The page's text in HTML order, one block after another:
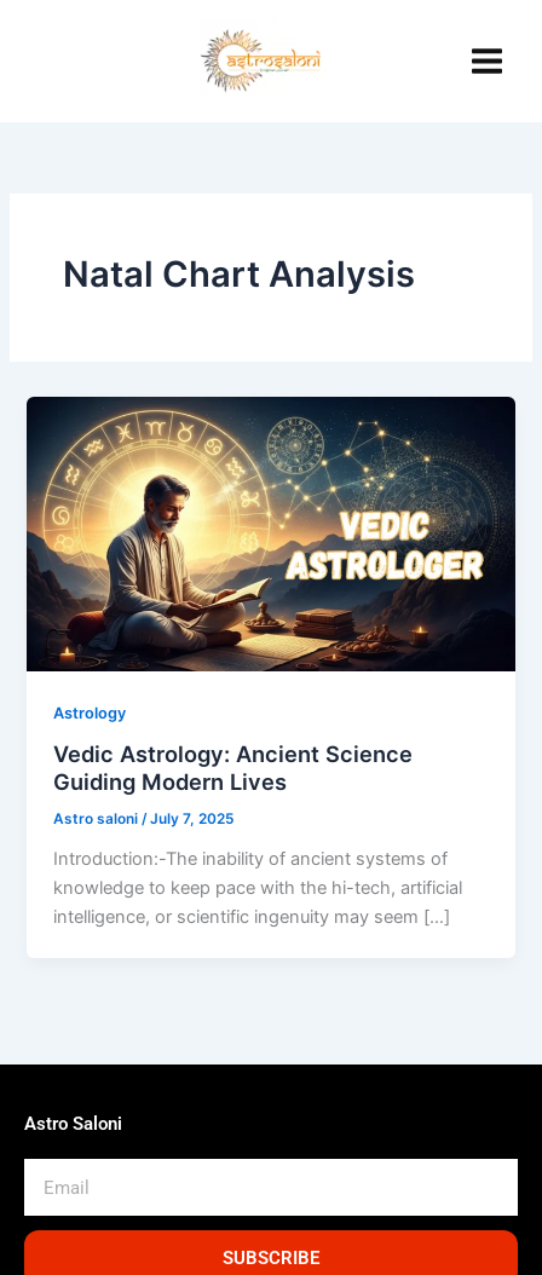
Natal Chart Analysis
Astrology
Vedic Astrology: Ancient Science
Guiding Modern Lives
Astro saloni/July 7, 2025
Introduction:-The inability of ancient systems of
knowledge to keep pace with the hi-tech, artificial
intelligence, or scientific ingenuity may seem […]
Astro Saloni
SUBSCRIBE